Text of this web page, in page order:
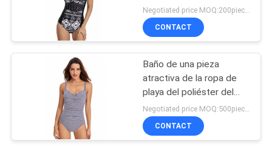
Pantalones de la
yoga del poliéster
conservador lanzan los
bañadores del triángulo
con una honda
Negotiated price MOQ:200pieces
CONTACT
Baño de una pieza
atractiva de la ropa de
playa del poliéster del
bikini de nylon del
bañador
Negotiated price MOQ:500pieces
CONTACT